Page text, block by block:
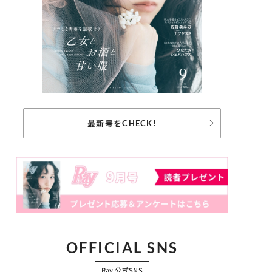
最新号をCHECK!
OFFICIAL SNS
Ray 公式SNS